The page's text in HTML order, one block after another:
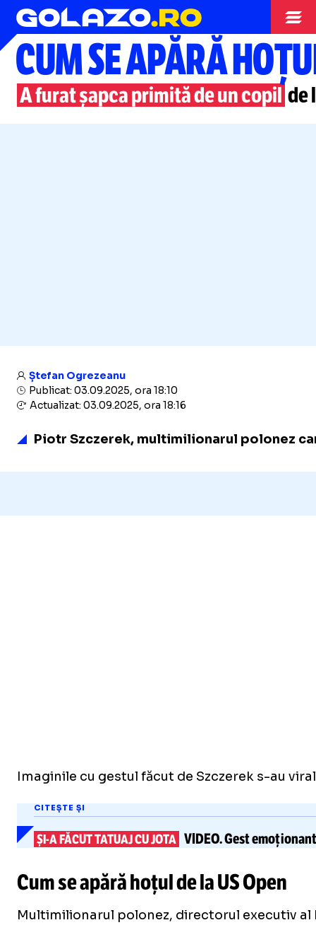
Tenis
CUM SE APĂRĂ
A furat șapca primită de un copil de
Ștefan Ogrezeanu
Publicat: 03.09.2025, ora 18:10
Actualizat: 03.09.2025, ora 18:16
Piotr Szczerek, multimilionarul polonez
Imaginile cu gestul făcut de Szczerek s-au
CITEȘTE ȘI
ȘI-AFĂCUT TATUAJ CU JOTA VIDEO.Gest
Cum se apără hoțul de la US Open
Multimilionarul polonez, directorul executiv